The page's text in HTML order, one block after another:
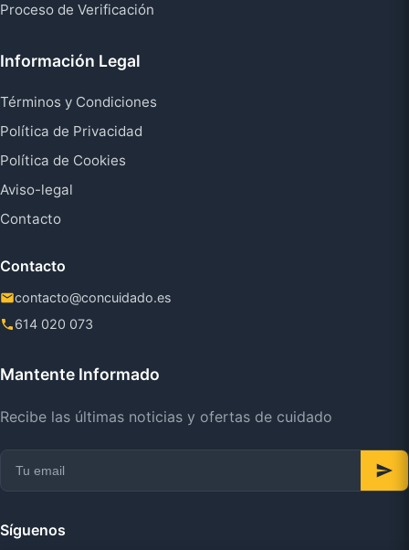
Proceso de Verificación
Información Legal
Términos y Condiciones
Política de Privacidad
Política de Cookies
Aviso-legal
Contacto
Contacto
contacto@concuidado.es
614 020 073
Mantente Informado
Recibe las últimas noticias y ofertas de cuidado
Síguenos